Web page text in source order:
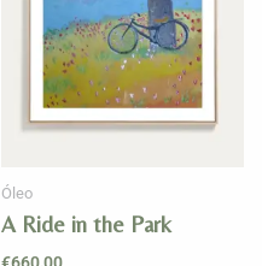
Óleo
A Ride in the Park
€660,00